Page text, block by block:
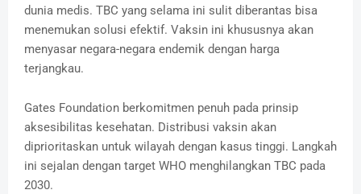
dunia medis. TBC yang selama ini sulit diberantas bisa
menemukan solusi efektif. Vaksin ini khususnya akan
menyasar negara-negara endemik dengan harga
terjangkau.
Gates Foundation berkomitmen penuh pada prinsip
aksesibilitas kesehatan. Distribusi vaksin akan
diprioritaskan untuk wilayah dengan kasus tinggi. Langkah
ini sejalan dengan target WHO menghilangkan TBC pada
2030.